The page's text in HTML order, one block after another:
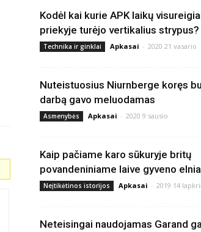
Kodėl kai kurie APK laikų
priekyje turėjo vertikalius strypus?
Technika ir ginklai Apkasai - 2020 21 vasario
Nuteistuosius Niurnberge koręs
darbą gavo meluodamas
Asmenybės Apkasai - 2020 9 sausio
Kaip pačiame karo sūkuryje britų
povandeniniame laive gyveno
Neįtikėtinos istorijos Apkasai - 2019 14
Neteisingai naudojamas Garand